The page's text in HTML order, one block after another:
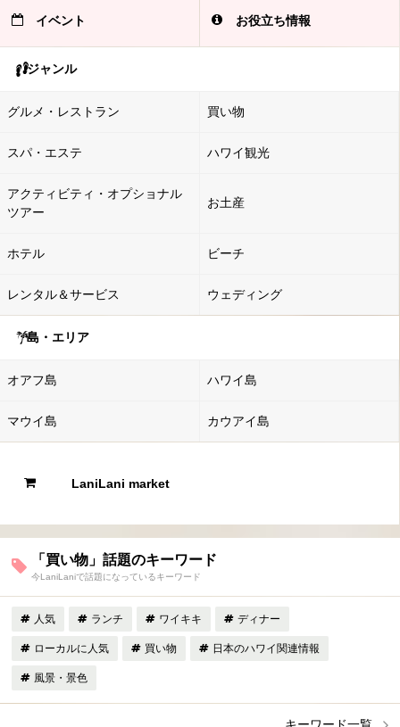
イベント お役立ち情報
ジャンル
グルメ・レストラン 買い物
スパ・エステ ハワイ観光
アクティビティ・オプショナル
ツアー
お土産
ホテル ビーチ
レンタル＆サービス ウェディング
島・エリア
オアフ島 ハワイ島
マウイ島 カウアイ島
LaniLani market
「買い物」話題のキーワード
今LaniLaniで話題になっているキーワード
人気 ランチ ワイキキ ディナー
ローカルに人気 買い物 日本のハワイ関連情報
風景・景色